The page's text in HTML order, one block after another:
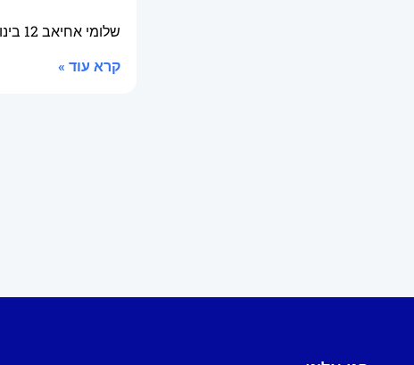
שלומי אחיאב12 בינואר 2026
קרא עוד »